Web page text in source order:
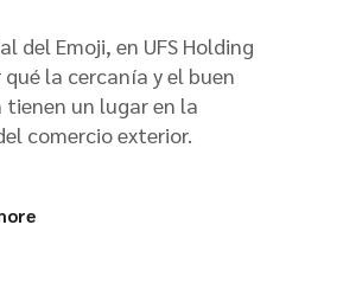
del Emoji, en UFS Holding
la cercanía y el buen
un lugar en la
comercio exterior.